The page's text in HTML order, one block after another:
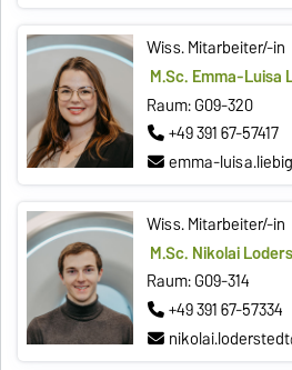
Wiss. Mitarbeiter/-in
M.Sc. Emma-Luisa
Raum: G09-320
+49 391 67-57417
emma-
Wiss. Mitarbeiter/-in
M.Sc. Nikolai
Raum: G09-314
+49 391 67-57334